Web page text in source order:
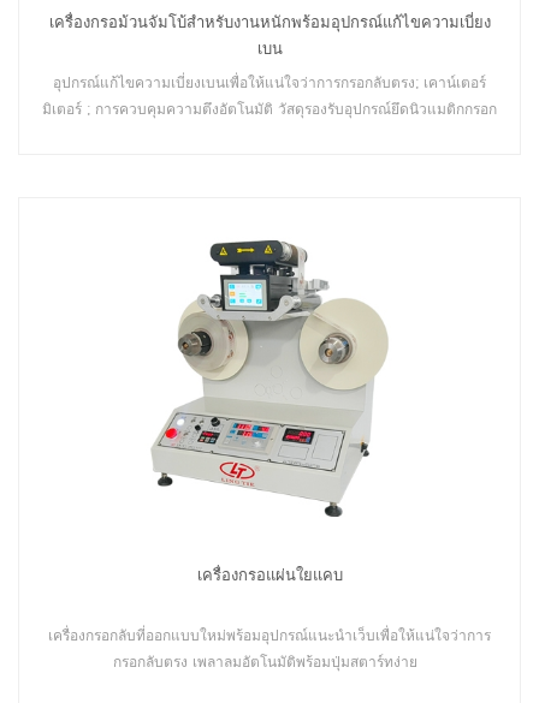
เครื่องกรอม้วนจัมโบ้สำหรับงานหนักพร้อมอุปกรณ์แก้ไขความเบี่ยง
เบน
อุปกรณ์แก้ไขความเบี่ยงเบนเพื่อให้แน่ใจว่าการกรอกลับตรง; เคาน์เตอร์
มิเตอร์ ; การควบคุมความตึงอัตโนมัติ วัสดุรองรับอุปกรณ์ยึดนิวแมติกกรอก
เครื่องกรอแผ่นใยแคบ
เครื่องกรอกลับที่ออกแบบใหม่พร้อมอุปกรณ์แนะนำเว็บเพื่อให้แน่ใจว่าการ
กรอกลับตรง เพลาลมอัตโนมัติพร้อมปุ่มสตาร์ทง่าย